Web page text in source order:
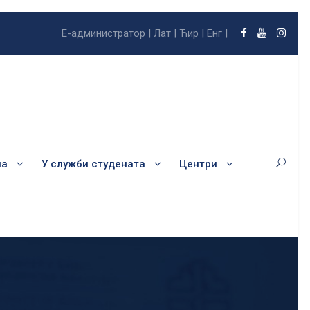
Е-администратор | Лат | Ћир | Енг |
У служби студената Центри